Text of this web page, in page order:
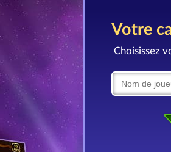
Votre
Choisissez